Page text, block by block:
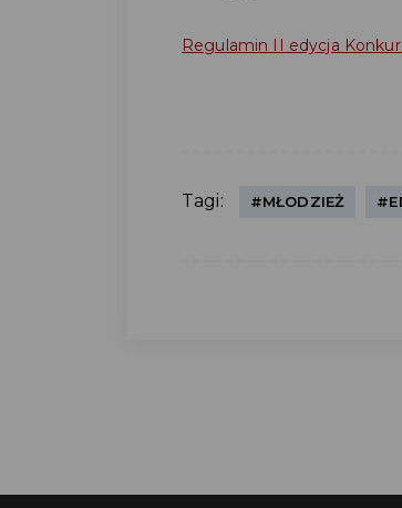
Regulamin II edycja
Tagi: #MŁODZIEŻ